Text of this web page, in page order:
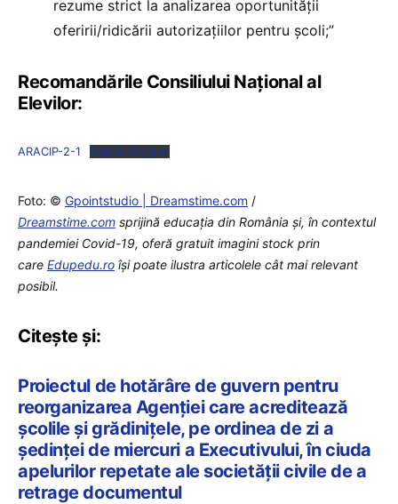
rezume strict la analizarea oportunității
oferirii/ridicării autorizațiilor pentru școli;”
Recomandările Consiliului Național al
Elevilor:
ARACIP-2-1 Descarcă fișier
Foto: © Gpointstudio | Dreamstime.com /
Dreamstime.com sprijină educaţia din România şi, în contextul
pandemiei Covid-19, oferă gratuit imagini stock prin
care Edupedu.ro îşi poate ilustra articolele cât mai relevant
posibil.
Citește și:
Proiectul de hotărâre de guvern pentru
reorganizarea Agenției care acreditează
școlile și grădinițele, pe ordinea de zi a
ședinței de miercuri a Executivului, în ciuda
apelurilor repetate ale societății civile de a
retrage documentul